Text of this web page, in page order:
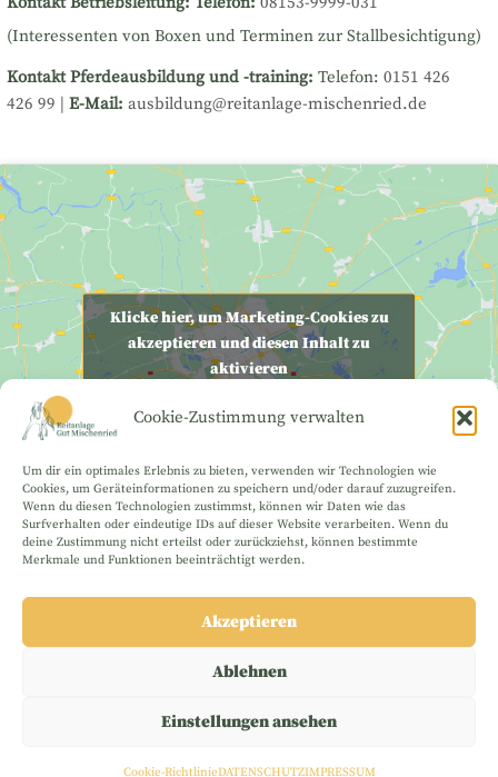
Cookie-Zustimmung verwalten
Um dir ein optimales Erlebnis zu bieten, verwenden wir Technologien wie
Cookies, um Geräteinformationen zu speichern und/oder darauf zuzugreifen.
Wenn du diesen Technologien zustimmst, können wir Daten wie das
Surfverhalten oder eindeutige IDs auf dieser Website verarbeiten. Wenn du
deine Zustimmung nicht erteilst oder zurückziehst, können bestimmte
Merkmale und Funktionen beeinträchtigt werden.
Akzeptieren
Ablehnen
Einstellungen ansehen
Cookie-RichtlinieDATENSCHUTZIMPRESSUM
(Interessenten von Boxen und Terminen zur Stallbesichtigung)
Kontakt Pferdeausbildung und -training: Telefon:0151 426
426 99 |E-Mail: ausbildung@reitanlage-mischenried.de
Klicke hier, um Marketing-Cookies zu
akzeptieren und diesen Inhalt zu
aktivieren
IMPRESSUM
DATENSCHUTZ
KONTAKT